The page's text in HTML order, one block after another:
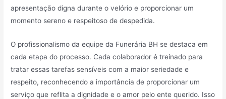
apresentação digna durante o velório e proporcionar um
momento sereno e respeitoso de despedida.
O profissionalismo da equipe da Funerária BH se destaca em
cada etapa do processo. Cada colaborador é treinado para
tratar essas tarefas sensíveis com a maior seriedade e
respeito, reconhecendo a importância de proporcionar um
serviço que reflita a dignidade e o amor pelo ente querido. Isso